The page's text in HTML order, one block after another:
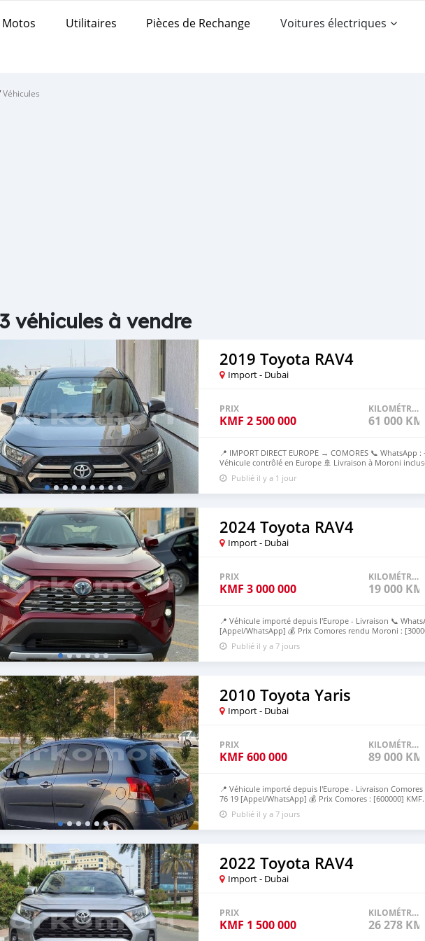
Motos Utilitaires Pièces de Rechange Voitures électriques
Véhicules
véhicules à vendre
2019 Toyota RAV4
Import - Dubai
PRIX
KMF 2 500 000
KILOMÉTRAGE
61 000 KM
📍 IMPORT DIRECT EUROPE → COMORES 📞 WhatsApp :
Véhicule contrôlé en Europe 🚢 Livraison à Moroni
50% avant, 50% à l’arrivée 💰Prix rendu Moroni :
Publié il y a 1 jour
2024 Toyota RAV4
Import - Dubai
PRIX
KMF 3 000 000
KILOMÉTRAGE
19 000 KM
📍 Véhicule importé depuis l'Europe - Livraison 📞
[Appel/WhatsApp] 💰 Prix Comores rendu Moroni :
avant livraison et 60% après livraison Le prix est
Publié il y a 7 jours
2010 Toyota Yaris
Import - Dubai
PRIX
KMF 600 000
KILOMÉTRAGE
89 000 KM
📍 Véhicule importé depuis l'Europe - Livraison Comores
76 19 [Appel/WhatsApp] 💰 Prix Comores : [600000]
expédition, 70% à l’arrivée
Publié il y a 7 jours
2022 Toyota RAV4
Import - Dubai
PRIX
KMF 1 500 000
KILOMÉTRAGE
26 278 KM